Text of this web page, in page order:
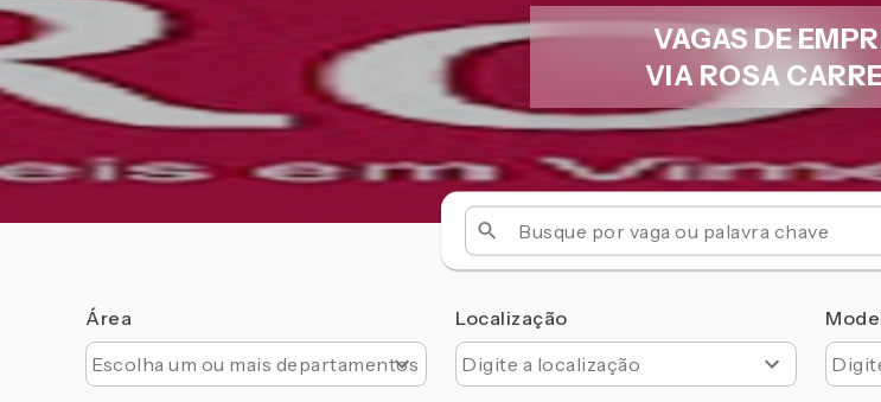
VAGAS DE
VIA ROSA
Área Localização